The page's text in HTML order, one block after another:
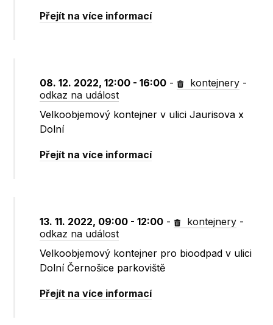
Přejít na více informací
08. 12. 2022, 12:00 - 16:00 - kontejnery -
odkaz na událost
Velkoobjemový kontejner v ulici Jaurisova x
Dolní
Přejít na více informací
13. 11. 2022, 09:00 - 12:00 - kontejnery -
odkaz na událost
Velkoobjemový kontejner pro bioodpad v ulici
Dolní Černošice parkoviště
Přejít na více informací